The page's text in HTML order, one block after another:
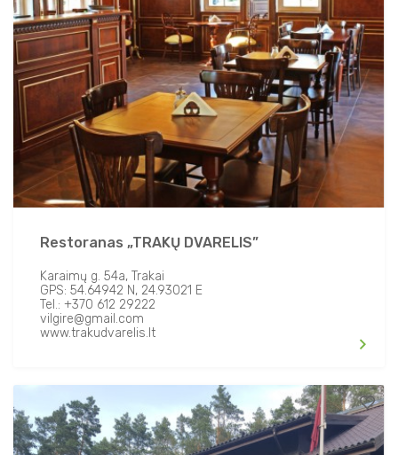
Restoranas „TRAKŲ DVARELIS”
Karaimų g. 54a, Trakai
GPS: 54.64942 N, 24.93021 E
Tel.: +370 612 29222
vilgire@gmail.com
www.trakudvarelis.lt